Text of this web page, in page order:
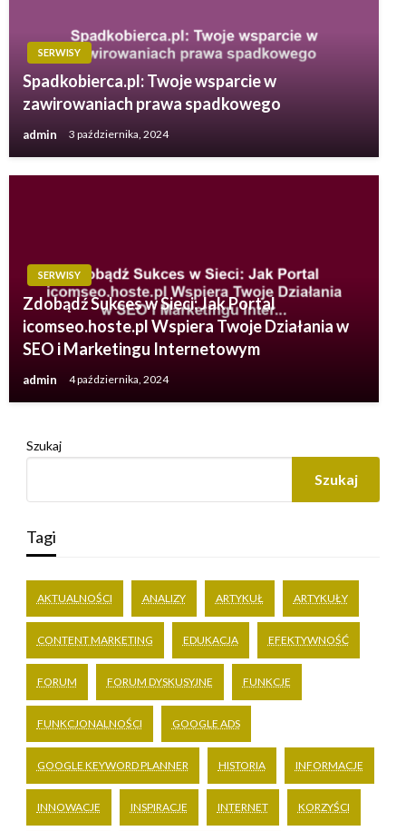
SERWISY
Spadkobierca.pl: Twoje wsparcie w
zawirowaniach prawa spadkowego
admin 3 października, 2024
SERWISY
Zdobądź Sukces w Sieci: Jak Portal
icomseo.hoste.pl Wspiera Twoje Działania w
SEO i Marketingu Internetowym
admin 4 października, 2024
Szukaj
Szukaj
Tagi
AKTUALNOŚCI ANALIZY ARTYKUŁ ARTYKUŁY
CONTENT MARKETING EDUKACJA EFEKTYWNOŚĆ
FORUM FORUM DYSKUSYJNE FUNKCJE
FUNKCJONALNOŚCI GOOGLE ADS
GOOGLE KEYWORD PLANNER HISTORIA INFORMACJE
INNOWACJE INSPIRACJE INTERNET KORZYŚCI